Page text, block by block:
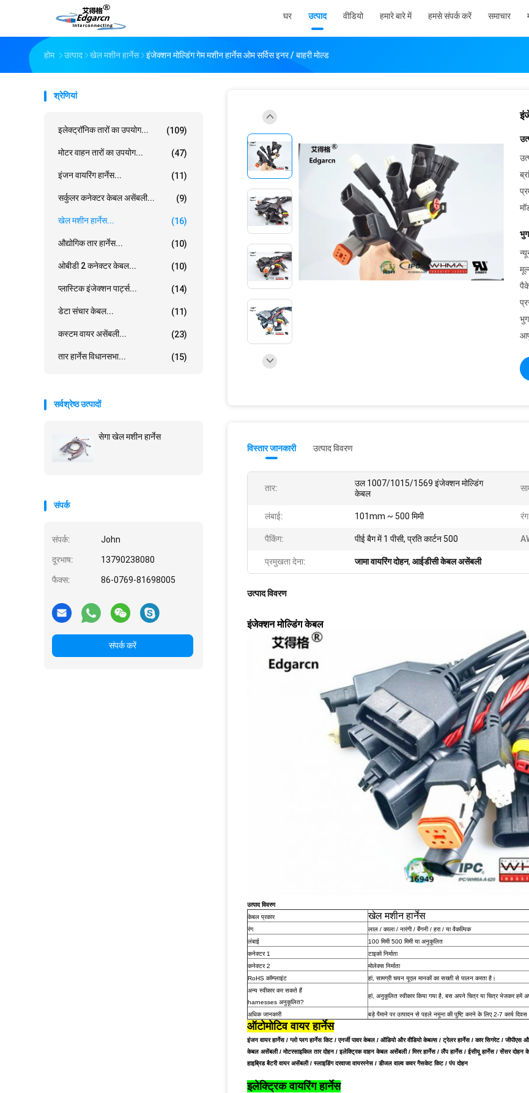
घर उत्पाद वीडियो हमारे बारे में हमसे संपर्क करें समाचार
होम उत्पाद खेल मशीन हार्नेस इंजेक्शन मोल्डिंग गेम मशीन हार्नेस ओम सर्विस इनर / बाहरी मोल्ड
श्रेणियां
इलेक्ट्रॉनिक तारों का उपयोग... (109)
मोटर वाहन तारों का उपयोग... (47)
इंजन वायरिंग हार्नेस... (11)
सर्कुलर कनेक्टर केबल असेंबली... (9)
खेल मशीन हार्नेस... (16)
औद्योगिक तार हार्नेस... (10)
ओबीडी 2 कनेक्टर केबल... (10)
प्लास्टिक इंजेक्शन पार्ट्स... (14)
डेटा संचार केबल... (11)
कस्टम वायर असेंबली... (23)
तार हार्नेस विधानसभा... (15)
सर्वश्रेष्ठ उत्पादों
सेगा खेल मशीन हार्नेस
संपर्क
संपर्क: John
दूरभाष: 13790238080
फैक्स: 86-0769-81698005
संपर्क करें
विस्तार जानकारी उत्पाद विवरण
तार:
उल 1007/1015/1569 इंजेक्शन मोल्डिंग
केबल
लंबाई: 101mm ~ 500 मिमी
पैकिंग: पीई बैग में 1 पीसी, प्रति कार्टन 500
प्रमुखता देना: जामा वायरिंग दोहन, आईडीसी केबल असेंबली
उत्पाद विवरण
इंजेक्शन मोल्डिंग केबल
उत्पाद विवरण
केबल प्रकार
खेल मशीन हार्नेस
रंग
लाल / काला / नारंगी / बैंगनी / हरा / या वैकल्पिक
लंबाई
100 मिमी 500 मिमी या अनुकूलित
कनेक्टर 1
टाइको निर्माता
कनेक्टर 2
मोलेक्स निर्माता
RoHS कॉम्प्लाइंट
हां, सामग्री चयन यूएल मानकों का सख्ती से पालन करता है।
अन्य स्वीकार कर सकते हैं
harnesses अनुकूलित?
हां, अनुकूलित स्वीकार किया गया है, बस अपने चित्र या चित्र भेजकर हमें
अधिक जानकारी बड़े पैमाने पर उत्पादन से पहले नमूना की पुष्टि करने के लिए 2-7 कार्य दिवस
ऑटोमोटिव वायर हार्नेस
इंजन वायर हार्नेस / ग्लो प्लग हार्नेस किट / एनर्जी पावर केबल / ऑडियो और वीडियो केबल्स / ट्रेलर हार्नेस / कार सिगरेट /
केबल असेंबली / मोटरसाइकिल तार दोहन / इलेक्ट्रिक वाहन केबल असेंबली / मिरर हार्नेस / लैंप हार्नेस / ईसीयू हार्नेस / सेंसर दोहन
हाइब्रिड बैटरी वायर असेंबली / स्लाइडिंग दरवाजा वायररनेस / डीजल वाल्व कवर गैसकेट किट / पंप दोहन
इलेक्ट्रिक वायरिंग हार्नेस